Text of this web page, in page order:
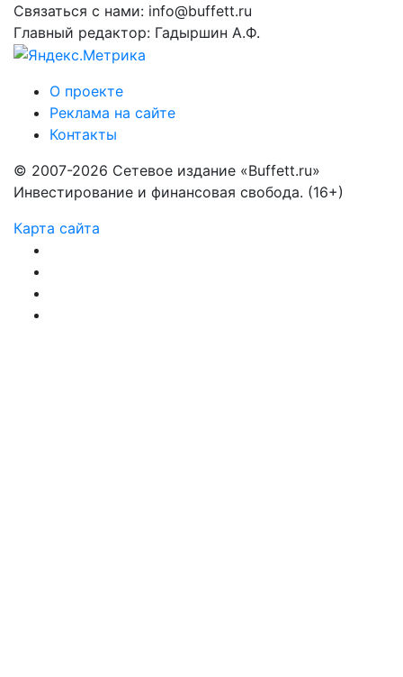
Связаться с нами: info@buffett.ru
Главный редактор: Гадыршин А.Ф.
О проекте
Реклама на сайте
Контакты
© 2007-2026 Сетевое издание «Buffett.ru»
Инвестирование и финансовая свобода. (16+)
Карта сайта